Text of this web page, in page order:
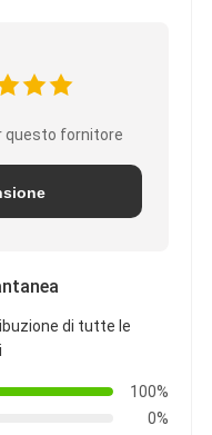
questo fornitore
di tutte le
100%
0%